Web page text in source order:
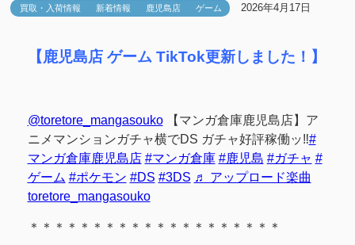
買取・入荷情報 新着情報 鹿児島店 ゲーム 2026年4月17日
【鹿児島店 ゲーム TikTok更新しました！】
@toretore_mangasouko【マンガ倉庫鹿児島店】ア
ニメマンションガチャ横でDS ガチャ好評稼働ッ‼#
マンガ倉庫鹿児島店 #マンガ倉庫 #鹿児島 #ガチャ #
ゲーム #ポケモン #DS #3DS ♬ アップロード楽曲
toretore_mangasouko
＊＊＊＊＊＊＊＊＊＊＊＊＊＊＊＊＊＊＊＊